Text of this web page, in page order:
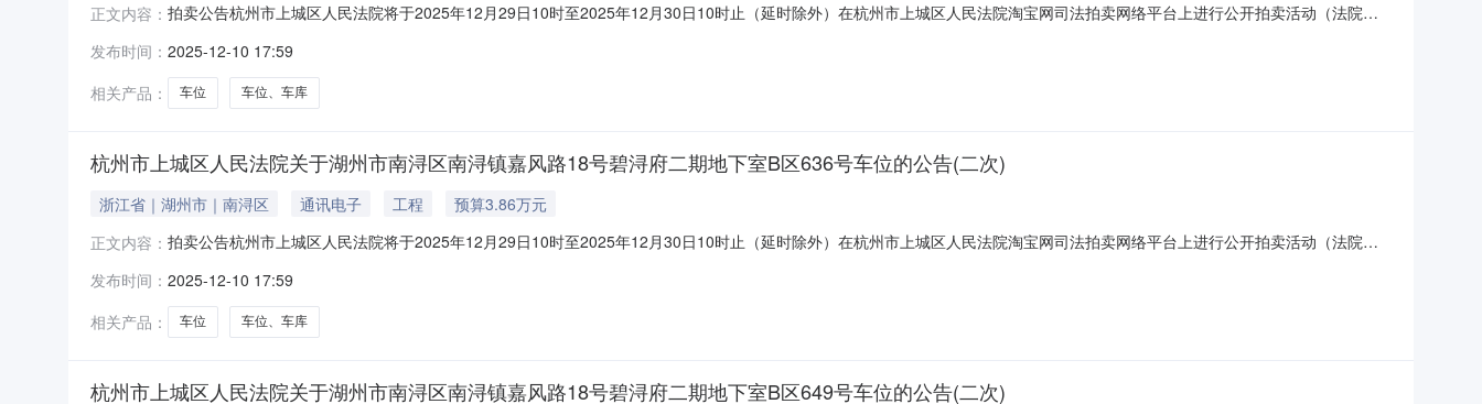
正文内容： 拍卖公告杭州市上城区人民法院将于2025年12月29日10时至2025年12月30日10时止（延时除外）在杭州市上城区人民法院淘宝网司法拍卖网络平台上进行公开拍卖活动（法院账
6.9万元，起拍价：3.864万元，保证金：7728元，增价幅度500元（或整数倍）。特别提醒：根据法律规定，建筑区划内，规划用于停放汽车的车位、车库
发布时间： 2025-12-10 17:59
相关产品：
车位 车位、车库
杭州市上城区人民法院关于湖州市南浔区南浔镇嘉风路18号碧浔府二期地下室B区636号车位的公告(二次)
浙江省｜湖州市｜南浔区 通讯电子 工程
预算3.86万元
正文内容： 拍卖公告杭州市上城区人民法院将于2025年12月29日10时至2025年12月30日10时止（延时除外）在杭州市上城区人民法院淘宝网司法拍卖网络平台上进行公开拍卖活动（法院账
6.9万元，起拍价：3.864万元，保证金：7728元，增价幅度500元（或整数倍）。特别提醒：根据法律规定，建筑区划内，规划用于停放汽车的车位、车库
发布时间： 2025-12-10 17:59
相关产品：
车位 车位、车库
杭州市上城区人民法院关于湖州市南浔区南浔镇嘉风路18号碧浔府二期地下室B区649号车位的公告(二次)